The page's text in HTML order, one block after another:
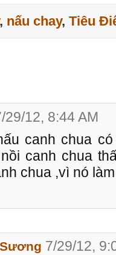
, nấu chay, Tiêu
29/12, 8:44 AM
canh chua
canh chua
chua ,vì nó
7/29/12,